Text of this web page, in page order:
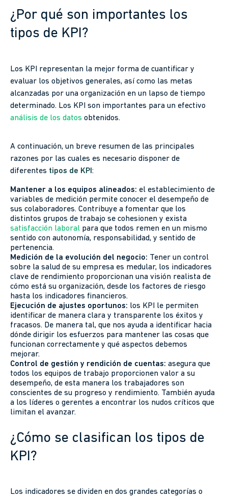
¿Por qué son importantes los
tipos de KPI?
Los KPI representan la mejor forma de cuantificar y
evaluar los objetivos generales, así como las metas
alcanzadas por una organización en un lapso de tiempo
determinado. Los KPI son importantes para un efectivo
análisis de los datos obtenidos.
A continuación, un breve resumen de las principales
razones por las cuales es necesario disponer de
diferentes tipos de KPI :
Mantener a los equipos alineados: el establecimiento de
variables de medición permite conocer el desempeño de
sus colaboradores. Contribuye a fomentar que los
distintos grupos de trabajo se cohesionen y exista
satisfacción laboral para que todos remen en un mismo
sentido con autonomía, responsabilidad, y sentido de
pertenencia.
Medición de la evolución del negocio: Tener un control
sobre la salud de su empresa es medular, los indicadores
clave de rendimiento proporcionan una visión realista de
cómo está su organización, desde los factores de riesgo
hasta los indicadores financieros.
Ejecución de ajustes oportunos: los KPI le permiten
identificar de manera clara y transparente los éxitos y
fracasos. De manera tal, que nos ayuda a identificar hacia
dónde dirigir los esfuerzos para mantener las cosas que
funcionan correctamente y qué aspectos debemos
mejorar.
Control de gestión y rendición de cuentas: asegura que
todos los equipos de trabajo proporcionen valor a su
desempeño, de esta manera los trabajadores son
conscientes de su progreso y rendimiento. También ayuda
a los líderes o gerentes a encontrar los nudos críticos que
limitan el avanzar.
¿Cómo se clasifican los tipos de
KPI?
Los indicadores se dividen en dos grandes categorías o